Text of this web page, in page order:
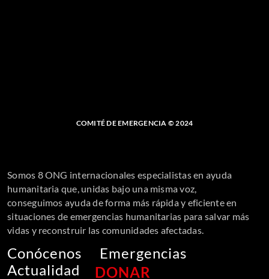
COMITÉ DE EMERGENCIA © 2024
Somos 8 ONG internacionales especialistas en ayuda
humanitaria que, unidas bajo una misma voz,
conseguimos ayuda de forma más rápida y eficiente en
situaciones de emergencias humanitarias para salvar más
vidas y reconstruir las comunidades afectadas.
Conócenos
Emergencias
Actualidad
DONAR